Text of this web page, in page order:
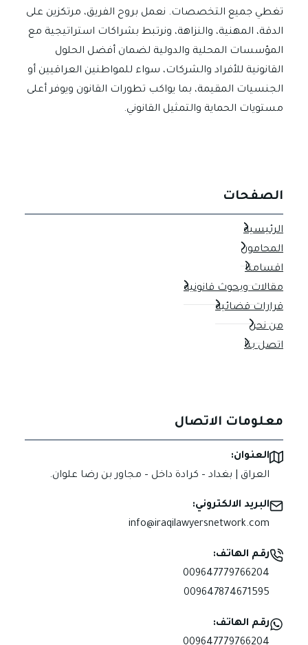
تغطي جميع التخصصات. نعمل بروح الفريق، مرتكزين على
الدقة، المهنية، والنزاهة، ونرتبط بشراكات استراتيجية مع
المؤسسات المحلية والدولية لضمان أفضل الحلول
القانونية للأفراد والشركات، سواء للمواطنين العراقيين أو
الجنسيات المقيمة، بما يواكب تطورات القانون ويوفر أعلى
مستويات الحماية والتمثيل القانوني.
الصفحات
الرئيسية
المحامون
اقسامنا
مقالات وبحوث قانونية
قرارات قضائية
من نحن
اتصل بنا
معلومات الاتصال
العنوان:
العراق | بغداد – كرادة داخل – مجاور بن رضا علوان.
البريد الالكتروني:
info@iraqilawyersnetwork.com
رقم الهاتف:
009647779766204
009647874671595
رقم الهاتف: